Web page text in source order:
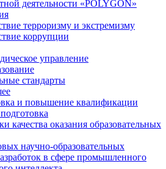
деятельности «POLYGON»
терроризму и экстремизму
коррупции
управление
стандарты
и повышение квалификации
качества оказания образовательных
научно-образовательных
в сфере промышленного